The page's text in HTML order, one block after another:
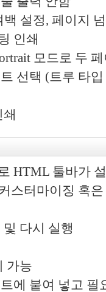
설정, 페이지
인쇄
모드로 두
선택 (트루 타
HTML 툴바가
스터마이징 혹
다시 실행
가능
에 붙여 넣고 필